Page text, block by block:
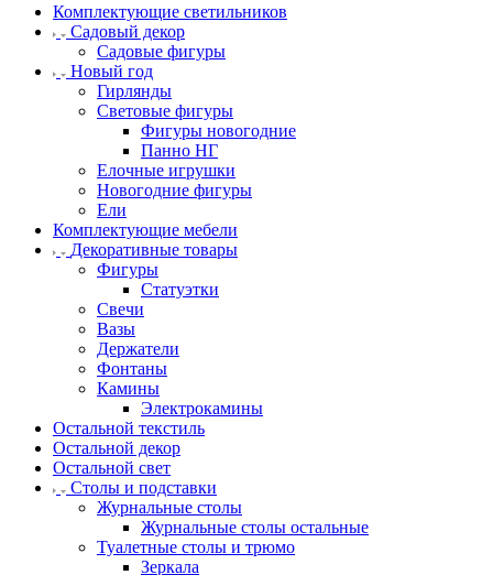
Комплектующие светильников
Садовый декор
Садовые фигуры
Новый год
Гирлянды
Световые фигуры
Фигуры новогодние
Панно НГ
Елочные игрушки
Новогодние фигуры
Ели
Комплектующие мебели
Декоративные товары
Фигуры
Статуэтки
Свечи
Вазы
Держатели
Фонтаны
Камины
Электрокамины
Остальной текстиль
Остальной декор
Остальной свет
Столы и подставки
Журнальные столы
Журнальные столы остальные
Туалетные столы и трюмо
Зеркала